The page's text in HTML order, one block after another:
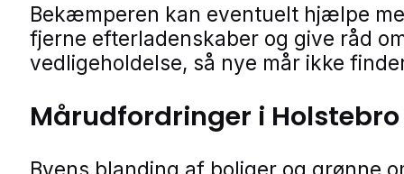
Bekæmperen kan eventuelt hjælpe
fjerne efterladenskaber og give råd
vedligeholdelse, så nye mår ikke
Mårudfordringer i Holstebro